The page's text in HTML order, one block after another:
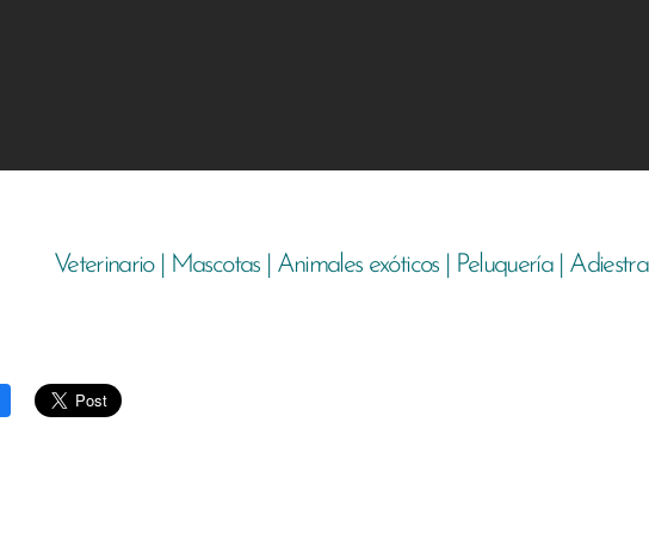
Veterinario | Mascotas | Animales exóticos | Peluquería |